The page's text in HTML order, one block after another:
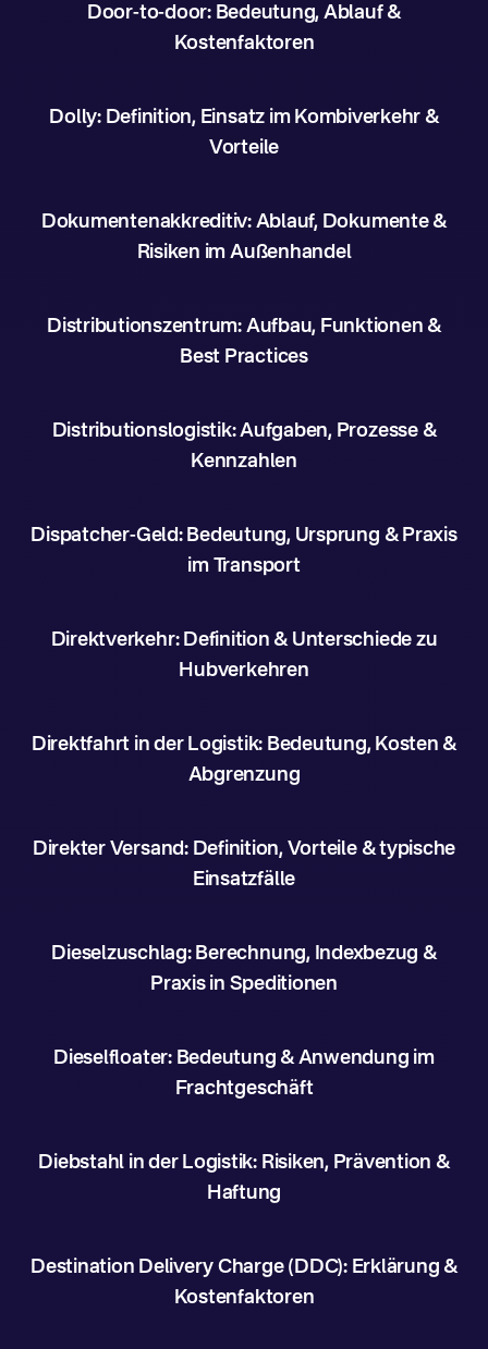
Door-to-door: Bedeutung, Ablauf &
Kostenfaktoren
Dolly: Definition, Einsatz im Kombiverkehr &
Vorteile
Dokumentenakkreditiv: Ablauf, Dokumente &
Risiken im Außenhandel
Distributionszentrum: Aufbau, Funktionen &
Best Practices
Distributionslogistik: Aufgaben, Prozesse &
Kennzahlen
Dispatcher-Geld: Bedeutung, Ursprung & Praxis
im Transport
Direktverkehr: Definition & Unterschiede zu
Hubverkehren
Direktfahrt in der Logistik: Bedeutung, Kosten &
Abgrenzung
Direkter Versand: Definition, Vorteile & typische
Einsatzfälle
Dieselzuschlag: Berechnung, Indexbezug &
Praxis in Speditionen
Dieselfloater: Bedeutung & Anwendung im
Frachtgeschäft
Diebstahl in der Logistik: Risiken, Prävention &
Haftung
Destination Delivery Charge (DDC): Erklärung &
Kostenfaktoren